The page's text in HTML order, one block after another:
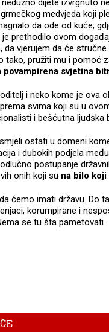
dijete izvrgnuto
medvjeda koji
da ode od kuće,
prethodilo ovom
da vjerujem da će
tako, pružiti mu i pomoć
svjetina
i neko kome je ova
svima koji su u
i bešćutna ljudska
ostati u domeni
i dubokih podjela
postupanje
onih koji su na bilo
ćemo imati državu. Do
korumpirane i
se tu šta pametovati.